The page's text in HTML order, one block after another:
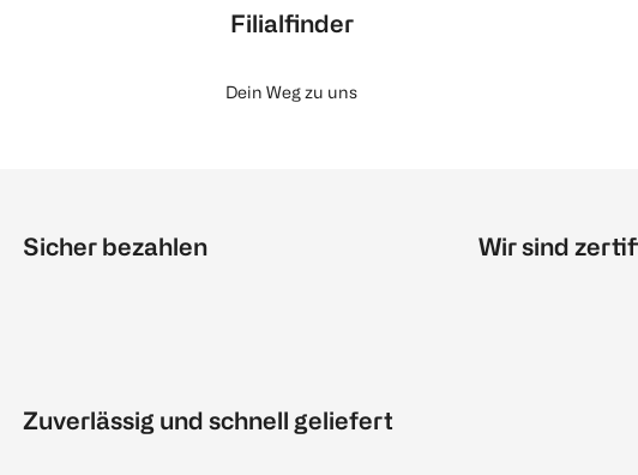
Filialfinder
Dein Weg zu uns
Sicher bezahlen
Zuverlässig und schnell geliefert
Wir sind